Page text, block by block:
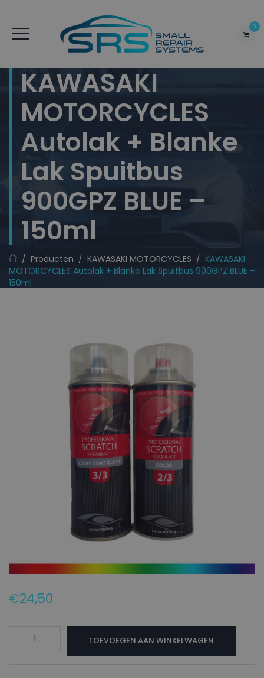
0
KAWASAKI
MOTORCYCLES
Autolak + Blanke
Lak Spuitbus
900GPZ BLUE –
150ml
/ Producten / KAWASAKI MOTORCYCLES / KAWASAKI
MOTORCYCLES Autolak + Blanke Lak Spuitbus 900GPZ BLUE –
150ml
€24,50
KAWASAKI
TOEVOEGEN AAN WINKELWAGEN